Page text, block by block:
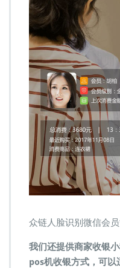
众链人脸识别微信会
我们还提供商家收银
pos机收银方式，可